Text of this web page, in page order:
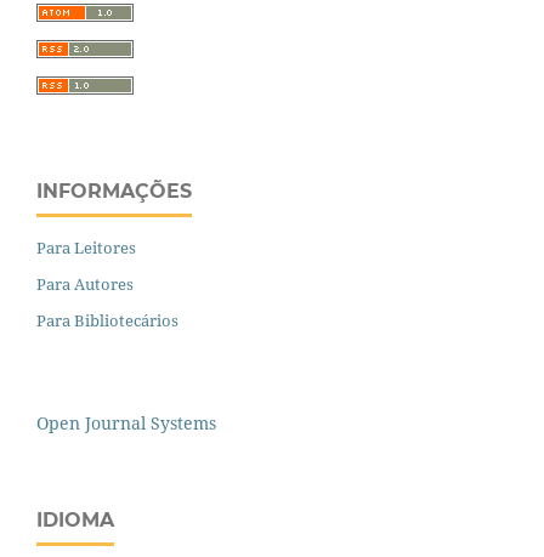
INFORMAÇÕES
Para Leitores
Para Autores
Para Bibliotecários
Open Journal Systems
IDIOMA